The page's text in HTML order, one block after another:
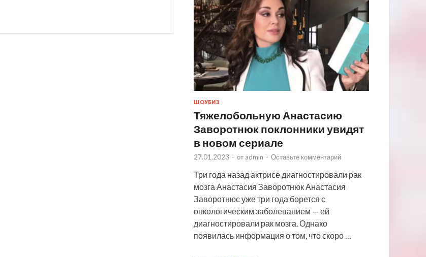
ШОУБИЗ
Тяжелобольную Анастасию
Заворотнюк поклонники увидят
в новом сериале
27.01.2023 - от admin - Оставьте комментарий
Три года назад актрисе диагностировали рак
мозга Анастасия Заворотнюк Анастасия
Заворотнюс уже три года борется с
онкологическим заболеванием — ей
диагностировали рак мозга. Однако
появилась информация о том, что скоро …